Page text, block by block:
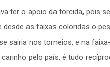
ter o apoio da torcida, pois
as faixas coloridas o
sairia nos torneios, e na
pelo país, é tudo